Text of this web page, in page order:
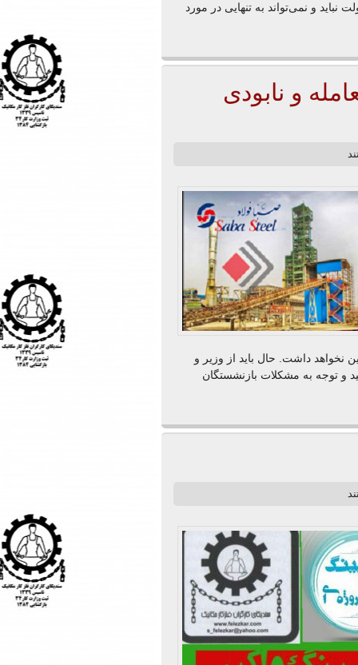
و نمی‌تواند به تنهایی در مورد
و نابودی
نخواهد داشت. حال باید از وزیر و
و توجه به مشکلات بازنشستگان